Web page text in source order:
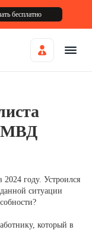
бесплатно
МВД
году. Устроился
ситуации
который в